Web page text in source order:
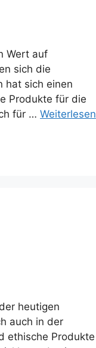
Wert auf
sich die
hat sich einen
Produkte für die
für … Weiterlesen
heutigen
auch in der
ethische Produkte